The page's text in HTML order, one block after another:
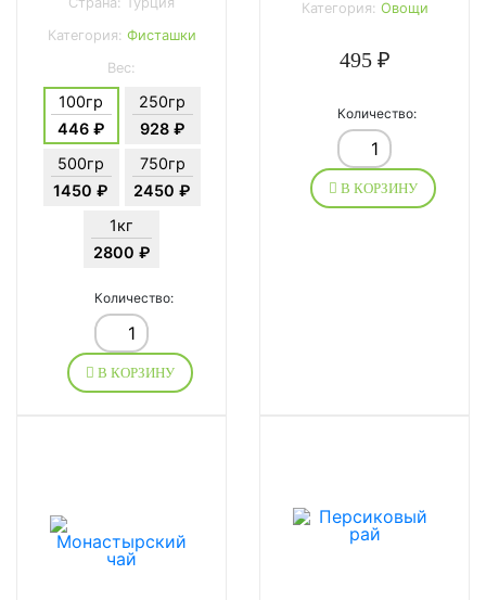
Категория: Фисташки
Вес:
100гр
446 ₽
250гр
928 ₽
500гр
1450 ₽
750гр
2450 ₽
1кг
2800 ₽
Количество:
В КОРЗИНУ
Категория: Овощи
495 ₽
Количество:
В КОРЗИНУ